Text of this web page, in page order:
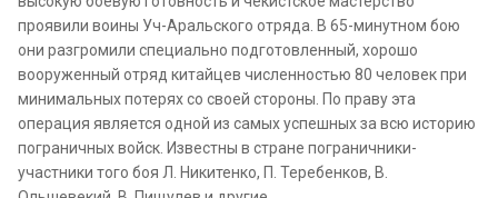
проявили воины Уч-Аральского отряда. В 65-минутном бою
они разгромили специально подготовленный, хорошо
вооруженный отряд китайцев численностью 80 человек при
минимальных потерях со своей стороны. По праву эта
операция является одной из самых успешных за всю историю
пограничных войск. Известны в стране пограничники-
участники того боя Л. Никитенко, П. Теребенков, В.